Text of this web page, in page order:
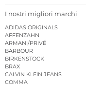
I nostri migliori marchi
ADIDAS ORIGINALS
AFFENZAHN
ARMANI/PRIVÉ
BARBOUR
BIRKENSTOCK
BRAX
CALVIN KLEIN JEANS
COMMA